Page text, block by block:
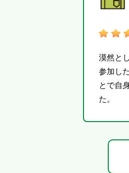
漠然と
参加し
とで自
た。